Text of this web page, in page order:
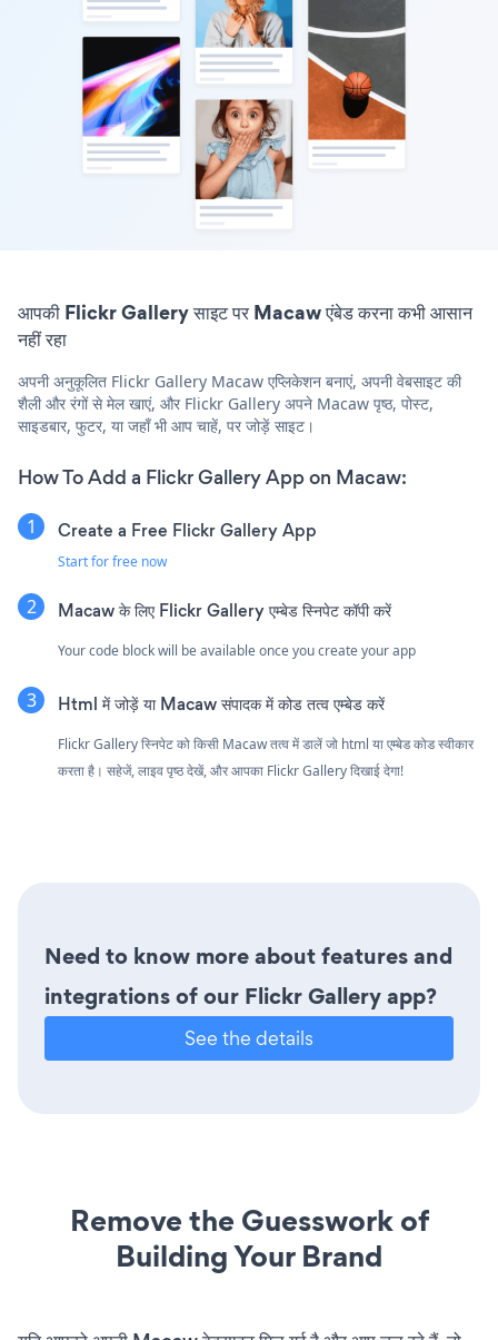
आपकी Flickr Gallery साइट पर Macaw एंबेड करना कभी आसान
नहीं रहा
अपनी अनुकूलित Flickr Gallery Macaw एप्लिकेशन बनाएं, अपनी वेबसाइट की
शैली और रंगों से मेल खाएं, और Flickr Gallery अपने Macaw पृष्ठ, पोस्ट,
साइडबार, फुटर, या जहाँ भी आप चाहें, पर जोड़ें साइट।
How To Add a Flickr Gallery App on Macaw:
Create a Free Flickr Gallery App
Start for free now
Macaw के लिए Flickr Gallery एम्बेड स्निपेट कॉपी करें
Your code block will be available once you create your app
Html में जोड़ें या Macaw संपादक में कोड तत्व एम्बेड करें
Flickr Gallery स्निपेट को किसी Macaw तत्व में डालें जो html या एम्बेड कोड स्वीकार
करता है। सहेजें, लाइव पृष्ठ देखें, और आपका Flickr Gallery दिखाई देगा!
Need to know more about features and
integrations of our Flickr Gallery app?
See the details
Remove the Guesswork of
Building Your Brand